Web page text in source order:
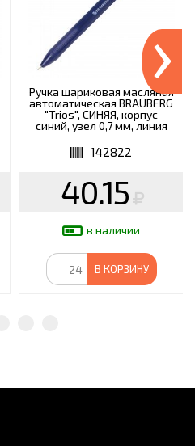
Ручка шариковая масляная
автоматическая BRAUBERG
"Trios", СИНЯЯ, корпус
синий, узел 0,7 мм, линия
142822
40.15
в наличии
В КОРЗИНУ
›